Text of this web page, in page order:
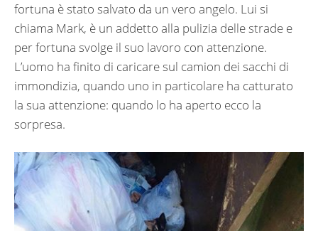
fortuna è stato salvato da un vero angelo. Lui si
chiama Mark, è un addetto alla pulizia delle strade e
per fortuna svolge il suo lavoro con attenzione.
L’uomo ha finito di caricare sul camion dei sacchi di
immondizia, quando uno in particolare ha catturato
la sua attenzione: quando lo ha aperto ecco la
sorpresa.